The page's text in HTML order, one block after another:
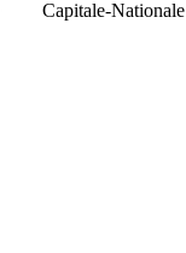
Capitale-Nationale